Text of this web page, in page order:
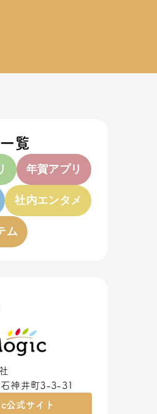
覧
年賀アプリ
社内エンタメ
ム
神井町3-3-31
公式サイト